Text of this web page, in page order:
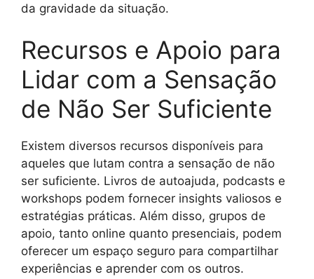
da gravidade da situação.
Recursos e Apoio para
Lidar com a Sensação
de Não Ser Suficiente
Existem diversos recursos disponíveis para
aqueles que lutam contra a sensação de não
ser suficiente. Livros de autoajuda, podcasts e
workshops podem fornecer insights valiosos e
estratégias práticas. Além disso, grupos de
apoio, tanto online quanto presenciais, podem
oferecer um espaço seguro para compartilhar
experiências e aprender com os outros.